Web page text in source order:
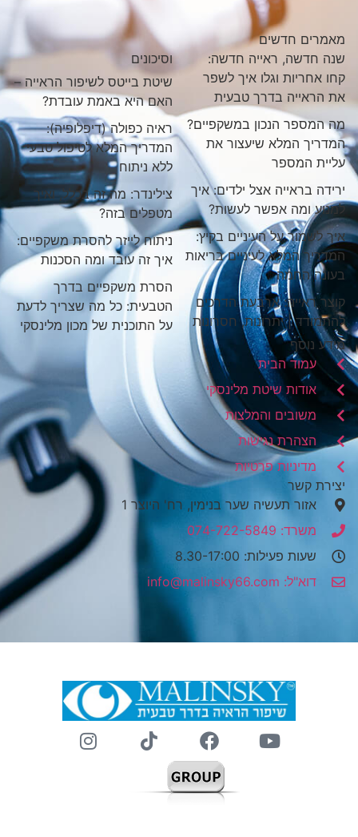
מאמרים חדשים
שנה חדשה, ראייה חדשה:
קחו אחריות וגלו איך לשפר
את הראייה בדרך טבעית
מה המספר הנכון במשקפיים?
המדריך המלא שיעצור את
עליית המספר
ירידה בראייה אצל ילדים: איך
למנוע ומה אפשר לעשות?
איך לשמור על העיניים בקיץ:
המדריך המלא לעיניים בריאות
בעונה החמה
קוצר ראייה: ארבעת הדרכים
להתמודד | יתרונות, חסרונות
וסיכונים
שיטת בייטס לשיפור הראייה –
האם היא באמת עובדת?
ראיה כפולה (דיפלופיה):
המדריך המלא לטיפול טבעי
ללא ניתוח
צילינדר: מה זה בכלל, ואיך
מטפלים בזה?
ניתוח לייזר להסרת משקפיים:
איך זה עובד ומה הסכנות
הסרת משקפיים בדרך
הטבעית: כל מה שצריך לדעת
על התוכנית של מכון מלינסקי
מידע נוסף
עמוד הבית
אודות שיטת מלינסקי
משובים והמלצות
הצהרת נגישות
מדיניות פרטיות
יצירת קשר
אזור תעשיה שער בנימין, רח' היוצר 1
משרד: 074-722-5849
שעות פעילות: 8.30-17:00
דוא"ל: info@malinsky66.com